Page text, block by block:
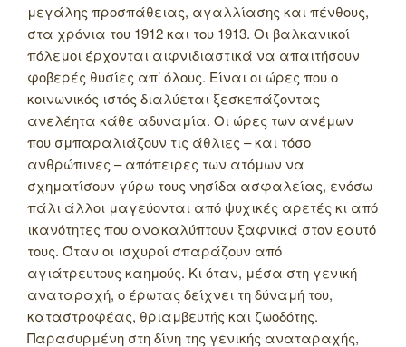
μεγάλης προσπάθειας, αγαλλίασης και πένθους,
στα χρόνια του 1912 και του 1913. Οι βαλκανικοί
πόλεμοι έρχονται αιφνιδιαστικά να απαιτήσουν
φοβερές θυσίες απ’ όλους. Είναι οι ώρες που ο
κοινωνικός ιστός διαλύεται ξεσκεπάζοντας
ανελέητα κάθε αδυναμία. Οι ώρες των ανέμων
που σμπαραλιάζουν τις άθλιες – και τόσο
ανθρώπινες – απόπειρες των ατόμων να
σχηματίσουν γύρω τους νησίδα ασφαλείας, ενόσω
πάλι άλλοι μαγεύονται από ψυχικές αρετές κι από
ικανότητες που ανακαλύπτουν ξαφνικά στον εαυτό
τους. Όταν οι ισχυροί σπαράζουν από
αγιάτρευτους καημούς. Κι όταν, μέσα στη γενική
αναταραχή, ο έρωτας δείχνει τη δύναμή του,
καταστροφέας, θριαμβευτής και ζωοδότης.
Παρασυρμένη στη δίνη της γενικής αναταραχής,